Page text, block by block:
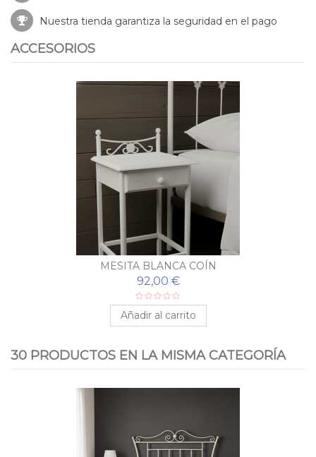
Nuestra tienda garantiza la seguridad en el pago
ACCESORIOS
MESITA BLANCA COÍN
92,00 €
Añadir al carrito
30 PRODUCTOS EN LA MISMA CATEGORÍA